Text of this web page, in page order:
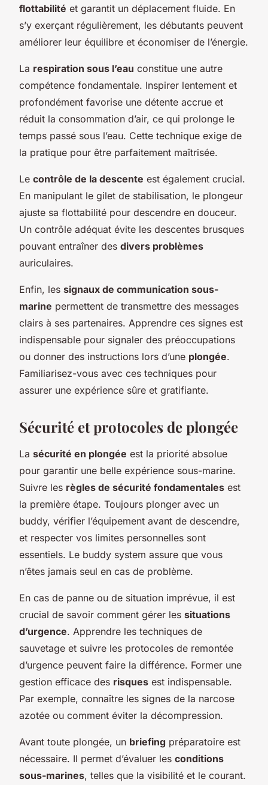
flottabilité et garantit un déplacement fluide. En
s’y exerçant régulièrement, les débutants peuvent
améliorer leur équilibre et économiser de l’énergie.
La respiration sous l’eau constitue une autre
compétence fondamentale. Inspirer lentement et
profondément favorise une détente accrue et
réduit la consommation d’air, ce qui prolonge le
temps passé sous l’eau. Cette technique exige de
la pratique pour être parfaitement maîtrisée.
Le contrôle de la descente est également crucial.
En manipulant le gilet de stabilisation, le plongeur
ajuste sa flottabilité pour descendre en douceur.
Un contrôle adéquat évite les descentes brusques
pouvant entraîner des divers problèmes
auriculaires.
Enfin, les signaux de communication sous-
marine permettent de transmettre des messages
clairs à ses partenaires. Apprendre ces signes est
indispensable pour signaler des préoccupations
ou donner des instructions lors d’une plongée.
Familiarisez-vous avec ces techniques pour
assurer une expérience sûre et gratifiante.
Sécurité et protocoles de plongée
La sécurité en plongée est la priorité absolue
pour garantir une belle expérience sous-marine.
Suivre les règles de sécurité fondamentales est
la première étape. Toujours plonger avec un
buddy, vérifier l’équipement avant de descendre,
et respecter vos limites personnelles sont
essentiels. Le buddy system assure que vous
n’êtes jamais seul en cas de problème.
En cas de panne ou de situation imprévue, il est
crucial de savoir comment gérer les situations
d’urgence. Apprendre les techniques de
sauvetage et suivre les protocoles de remontée
d’urgence peuvent faire la différence. Former une
gestion efficace des risques est indispensable.
Par exemple, connaître les signes de la narcose
azotée ou comment éviter la décompression.
Avant toute plongée, un briefing préparatoire est
nécessaire. Il permet d’évaluer les conditions
sous-marines, telles que la visibilité et le courant.